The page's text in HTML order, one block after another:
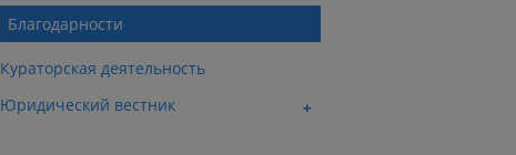
Благодарности
Кураторская деятельность
Юридический вестник